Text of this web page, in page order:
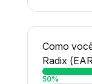
Como
Radix
50%